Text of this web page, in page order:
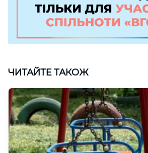
ЧИТАЙТЕ ТАКОЖ